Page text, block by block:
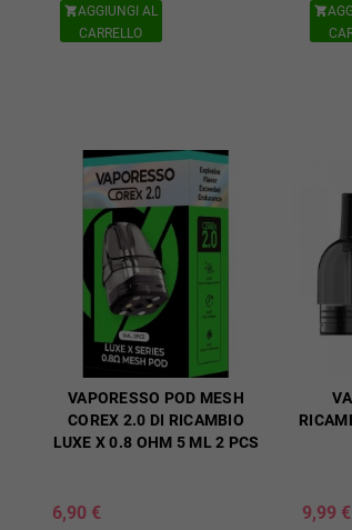
AGGIUNGI AL
CARRELLO

VAPORESSO POD MESH
COREX 2.0 DI RICAMBIO
LUXE X 0.8 OHM 5 ML 2 PCS
6,90 € 9,99 €